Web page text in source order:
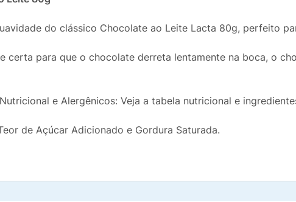
do clássico Chocolate ao Leite Lacta 80g, perfeito
certa para que o chocolate derreta lentamente na boca, o
e Alergênicos: Veja a tabela nutricional e
de Açúcar Adicionado e Gordura Saturada.